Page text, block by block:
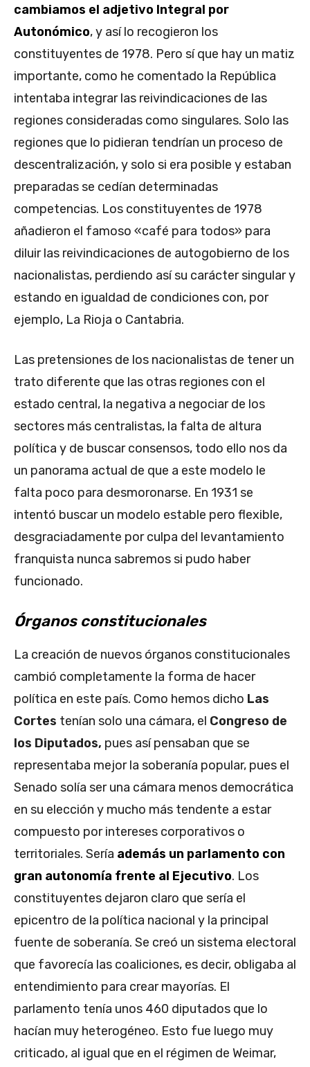
cambiamos el adjetivo Integral por
Autonómico, y así lo recogieron los
constituyentes de 1978. Pero sí que hay un matiz
importante, como he comentado la República
intentaba integrar las reivindicaciones de las
regiones consideradas como singulares. Solo las
regiones que lo pidieran tendrían un proceso de
descentralización, y solo si era posible y estaban
preparadas se cedían determinadas
competencias. Los constituyentes de 1978
añadieron el famoso «café para todos» para
diluir las reivindicaciones de autogobierno de los
nacionalistas, perdiendo así su carácter singular y
estando en igualdad de condiciones con, por
ejemplo, La Rioja o Cantabria.
Las pretensiones de los nacionalistas de tener un
trato diferente que las otras regiones con el
estado central, la negativa a negociar de los
sectores más centralistas, la falta de altura
política y de buscar consensos, todo ello nos da
un panorama actual de que a este modelo le
falta poco para desmoronarse. En 1931 se
intentó buscar un modelo estable pero flexible,
desgraciadamente por culpa del levantamiento
franquista nunca sabremos si pudo haber
funcionado.
Órganos constitucionales
La creación de nuevos órganos constitucionales
cambió completamente la forma de hacer
política en este país. Como hemos dicho Las
Cortes tenían solo una cámara, el Congreso de
los Diputados, pues así pensaban que se
representaba mejor la soberanía popular, pues el
Senado solía ser una cámara menos democrática
en su elección y mucho más tendente a estar
compuesto por intereses corporativos o
territoriales. Sería además un parlamento con
gran autonomía frente al Ejecutivo. Los
constituyentes dejaron claro que sería el
epicentro de la política nacional y la principal
fuente de soberanía. Se creó un sistema electoral
que favorecía las coaliciones, es decir, obligaba al
entendimiento para crear mayorías. El
parlamento tenía unos 460 diputados que lo
hacían muy heterogéneo. Esto fue luego muy
criticado, al igual que en el régimen de Weimar,